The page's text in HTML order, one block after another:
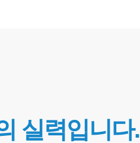
실력입니다.